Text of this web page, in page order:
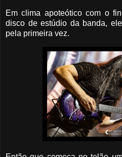
Em clima apoteótico com o
disco de estúdio da banda,
pela primeira vez.